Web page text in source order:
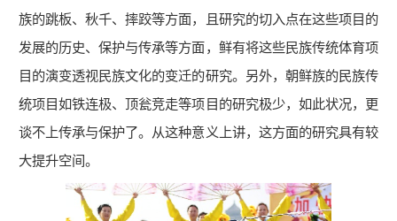
学
族的跳板、秋千、摔跤等方面，且研究的切入点在这些项目的
发展的历史、保护与传承等方面，鲜有将这些民族传统体育项
目的演变透视民族文化的变迁的研究。另外，朝鲜族的民族传
统项目如铁连极、顶瓮竞走等项目的研究极少，如此状况，更
谈不上传承与保护了。从这种意义上讲，这方面的研究具有较
大提升空间。